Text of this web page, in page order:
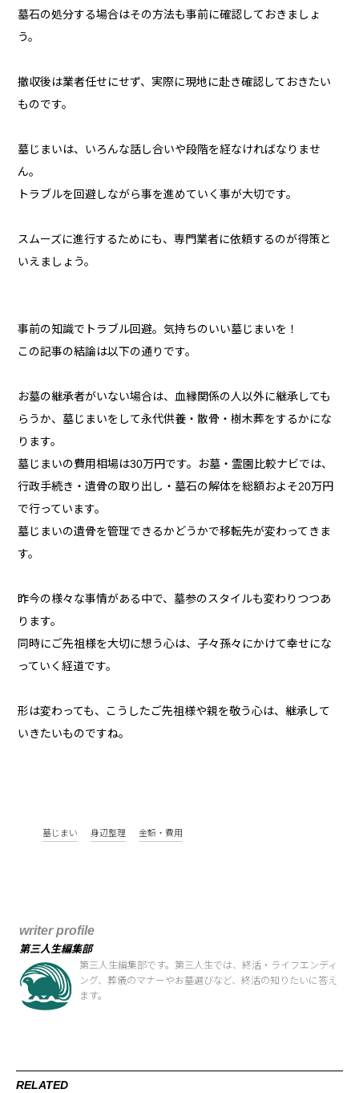
墓石の処分する場合はその方法も事前に確認しておきましょ
う。
撤収後は業者任せにせず、実際に現地に赴き確認しておきたい
ものです。
墓じまいは、いろんな話し合いや段階を経なければなりませ
ん。
トラブルを回避しながら事を進めていく事が大切です。
スムーズに進行するためにも、専門業者に依頼するのが得策と
いえましょう。
事前の知識でトラブル回避。気持ちのいい墓じまいを！
この記事の結論は以下の通りです。
お墓の継承者がいない場合は、血縁関係の人以外に継承しても
らうか、墓じまいをして永代供養・散骨・樹木葬をするかにな
ります。
墓じまいの費用相場は30万円です。お墓・霊園比較ナビでは、
行政手続き・遺骨の取り出し・墓石の解体を総額およそ20万円
で行っています。
墓じまいの遺骨を管理できるかどうかで移転先が変わってきま
す。
昨今の様々な事情がある中で、墓参のスタイルも変わりつつあ
ります。
同時にご先祖様を大切に想う心は、子々孫々にかけて幸せにな
っていく経道です。
形は変わっても、こうしたご先祖様や親を敬う心は、継承して
いきたいものですね。
墓じまい 身辺整理 金額・費用
writer profile
第三人生編集部
第三人生編集部です。第三人生では、終活・ライフエンディ
ング、葬儀のマナーやお墓選びなど、終活の知りたいに答え
ます。
RELATED